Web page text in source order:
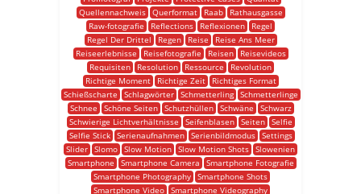
Quellennachweis
Querformat Raab
Rathausgasse
Raw-fotografie
Reflections Reflexionen
Regel
Regel Der Drittel
Regen Reise
Reise Ans Meer
Reiseerlebnisse
Reisefotografie Reisen
Reisevideos
Requisiten
Resolution Ressource
Revolution
Richtige Moment
Richtige Zeit
Richtiges Format
Schießscharte
Schlagwörter Schmetterling
Schmetterlinge
Schnee
Schöne Seiten Schutzhüllen Schwäne
Schwarz
Schwierige Lichtverhältnisse
Seifenblasen Seiten
Selfie
Selfie Stick
Serienaufnahmen Serienbildmodus
Settings
Slider Slomo Slow Motion Slow Motion Shots Slowenien
Smartphone
Smartphone Camera
Smartphone Fotografie
Smartphone Photography Smartphone Shots
Smartphone Video Smartphone Videography